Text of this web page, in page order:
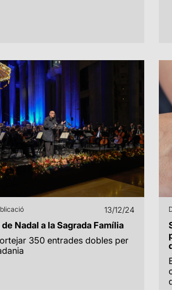
13/12/24
Nadal a la Sagrada Família
350 entrades dobles per